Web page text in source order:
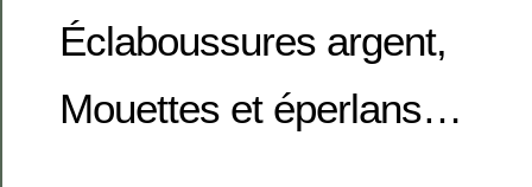
Éclaboussures argent,
Mouettes et éperlans…